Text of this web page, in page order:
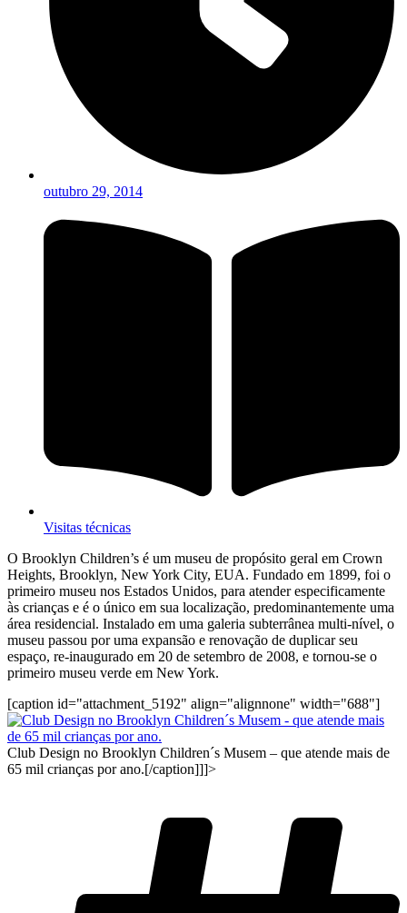
outubro 29, 2014
Visitas técnicas
O Brooklyn Children’s é um museu de propósito geral em Crown
Heights, Brooklyn, New York City, EUA. Fundado em 1899, foi o
primeiro museu nos Estados Unidos, para atender especificamente
às crianças e é o único em sua localização, predominantemente uma
área residencial. Instalado em uma galeria subterrânea multi-nível, o
museu passou por uma expansão e renovação de duplicar seu
espaço, re-inaugurado em 20 de setembro de 2008, e tornou-se o
primeiro museu verde em New York.
[caption id="attachment_5192" align="alignnone" width="688"]
Club Design no Brooklyn Children´s Musem – que atende mais de
65 mil crianças por ano.[/caption]]]>